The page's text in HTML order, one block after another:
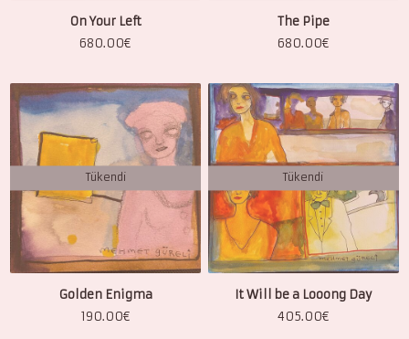
On Your Left
680.00€
The Pipe
680.00€
Tükendi
Golden Enigma
190.00€
Tükendi
It Will be a Looong Day
405.00€